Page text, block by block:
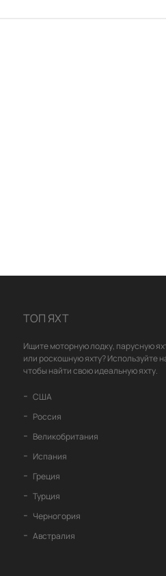
ТОП ЯХТ
Ищите моторную лодку, парусную
или роскошную яхту? Используйте
чтобы найти свою идеальную яхту.
США
Россия
Великобритания
Испания
Греция
Турция
Черногория
Австралия